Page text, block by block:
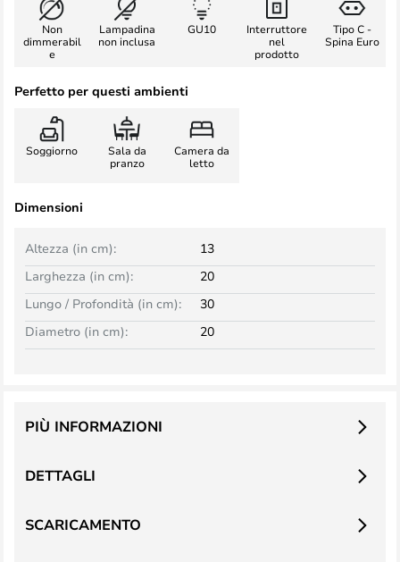
Non
dimmerabil
e
Lampadina
non inclusa
GU10
Interruttore
nel
prodotto
Tipo C -
Spina Euro
Perfetto per questi ambienti
Soggiorno
Sala da
pranzo
Camera da
letto
Dimensioni
Larghezza (in cm): 20
Altezza (in cm): 13
Lungo / Profondità (in cm):
30
Diametro (in cm):
20
DETTAGLI
PIÙ INFORMAZIONI
SCARICAMENTO